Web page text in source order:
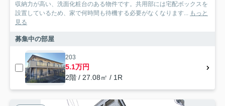
収納力が高い、洗面化粧台のある物件です。共用部には宅配ボックスを
設置しているため、家で何時間も待機する必要がなくなります... もっと
見る
募集中の部屋
203
5.1万円
2階 / 27.08㎡ / 1R